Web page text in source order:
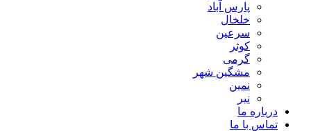
پارس آباد
خلخال
سرعین
کوثر
گرمی
مشگین شهر
نمین
نیر
درباره ما
تماس با ما